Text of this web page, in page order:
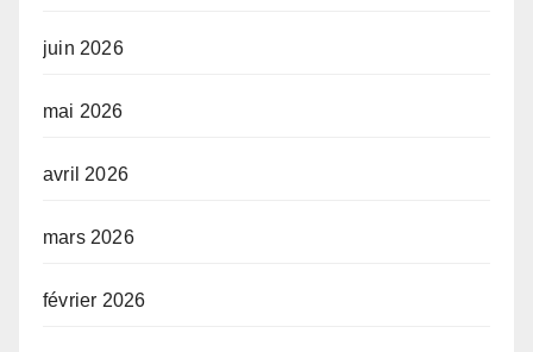
juin 2026
mai 2026
avril 2026
mars 2026
février 2026